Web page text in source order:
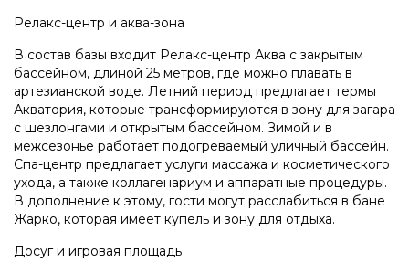
Релакс-центр и аква-зона
В состав базы входит Релакс-центр Аква с закрытым
бассейном, длиной 25 метров, где можно плавать в
артезианской воде. Летний период предлагает термы
Акватория, которые трансформируются в зону для загара
с шезлонгами и открытым бассейном. Зимой и в
межсезонье работает подогреваемый уличный бассейн.
Спа-центр предлагает услуги массажа и косметического
ухода, а также коллагенариум и аппаратные процедуры.
В дополнение к этому, гости могут расслабиться в бане
Жарко, которая имеет купель и зону для отдыха.
Досуг и игровая площадь